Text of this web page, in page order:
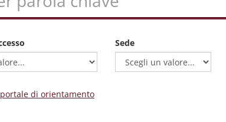
Sede
di orientamento